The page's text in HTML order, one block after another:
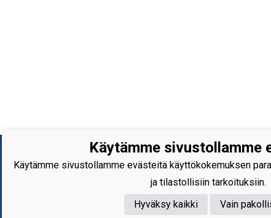
Tornion Pallo -47 ry
Teollisuuskatu 8-10
591 9275
Käytämme sivustollamme
Käytämme sivustollamme evästeitä käyttökokemuksen
ja tilastollisiin tarkoituksiin.
Hyväksy kaikki
Vain